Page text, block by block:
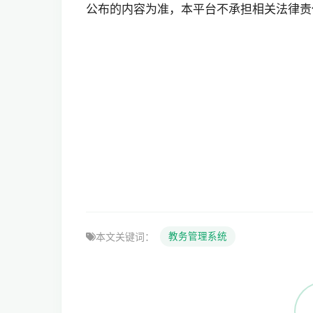
公布的内容为准，本平台不承担相关法律
本文关键词： 教务管理系统